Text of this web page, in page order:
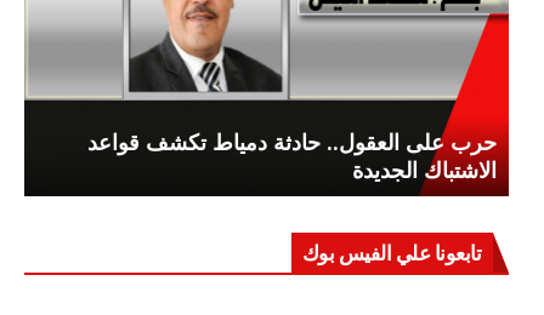
حرب على العقول.. حادثة دمياط تكشف قواعد
الاشتباك الجديدة
تابعونا علي الفيس بوك